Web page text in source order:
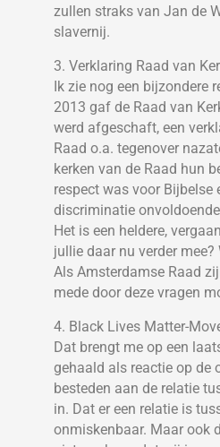
zullen straks van Jan de
slavernij.
3. Verklaring Raad van
Ik zie nog een bijzondere
2013 gaf de Raad van
werd afgeschaft, een
Raad o.a. tegenover
kerken van de Raad hun
respect was voor
discriminatie
Het is een heldere,
jullie daar nu verder
Als Amsterdamse Raad
mede door deze vragen
4. Black Lives Matter-
Dat brengt me op een
gehaald als reactie op de
besteden aan de relatie
in. Dat er een relatie is
onmiskenbaar. Maar ook